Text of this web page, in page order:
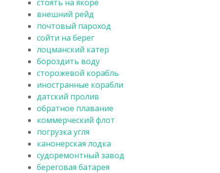
стоять на якоре
внешний рейд
почтовый пароход
сойти на берег
лоцманский катер
бороздить воду
сторожевой корабль
иностранные корабли
датский пролив
обратное плавание
коммерческий флот
погрузка угля
канонерская лодка
судоремонтный завод
береговая батарея